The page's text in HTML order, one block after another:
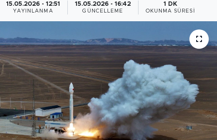
15.05.2026 - 12:51
YAYINLANMA
15.05.2026 - 16:42
GÜNCELLEME
1 DK
OKUNMA SÜRESI
Kültür - Sanat ve Tarih
Bilim ve Teknoloji
Çin Fuarları
Gündem
Video